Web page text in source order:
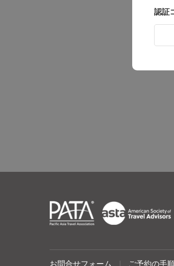
認証
お問合せフォーム ご予約の手